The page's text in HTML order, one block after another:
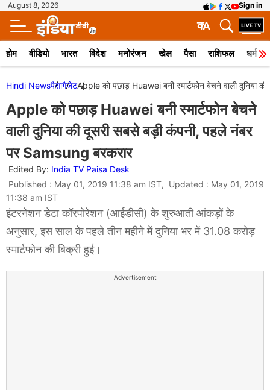
August 8, 2026 Sign in
A
क
होम वीडियो भारत विदेश मनोरंजन खेल पैसा राशिफल धर्म
Hindi NewsपैसागैजेटApple को पछाड़ Huawei बनी स्मार्टफोन बेचने वाली दुनिया
Apple को पछाड़ Huawei बनी स्मार्टफोन बेचने
वाली दुनिया की दूसरी सबसे बड़ी कंपनी, पहले नंबर
पर Samsung बरकरार
Edited By: India TV Paisa Desk
Published : May 01, 2019 11:38 am IST, Updated : May 01, 2019
11:38 am IST
इंटरनेशन डेटा कॉरपोरेशन (आईडीसी) के शुरुआती आंकड़ों के
अनुसार, इस साल के पहले तीन महीने में दुनिया भर में 31.08 करोड़
स्मार्टफोन की बिक्री हुई।
Advertisement